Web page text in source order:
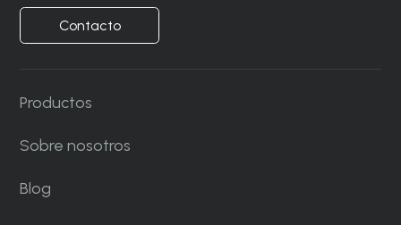
Contacto
Productos
Sobre nosotros
Blog